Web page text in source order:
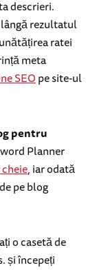
descrieri.
rezultatul
ratei
meta
SEOpe site-ul
pentru
Planner
, iar odată
pe blog
o casetă de
și începeți